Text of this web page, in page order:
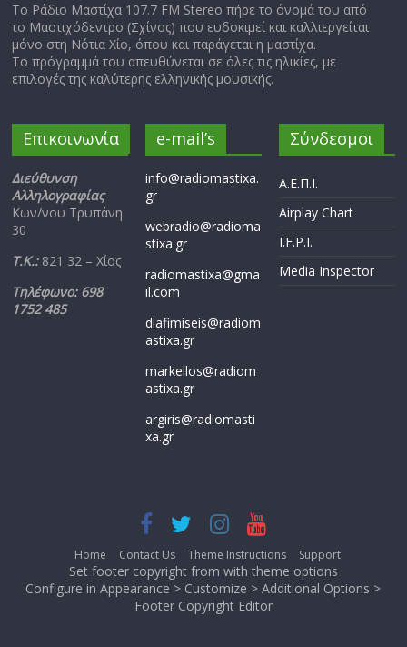
Το Ράδιο Μαστίχα 107.7 FM Stereo πήρε το όνομά του από
το Μαστιχόδεντρο (Σχίνος) που ευδοκιμεί και καλλιεργείται
μόνο στη Νότια Χίο, όπου και παράγεται η μαστίχα.
Το πρόγραμμά του απευθύνεται σε όλες τις ηλικίες, με
επιλογές της καλύτερης ελληνικής μουσικής.
Επικοινωνία
Διεύθυνση
Αλληλογραφίας
Κων/νου Τρυπάνη
30
Τ.Κ.: 821 32 – Χίος
Τηλέφωνο: 698
1752 485
e-mail’s
info@radiomastixa.
gr
webradio@radioma
stixa.gr
radiomastixa@gma
il.com
diafimiseis@radiom
astixa.gr
markellos@radiom
astixa.gr
argiris@radiomasti
xa.gr
Σύνδεσμοι
Α.Ε.Π.Ι.
Airplay Chart
I.F.P.I.
Media Inspector
Home Contact Us Theme Instructions Support
Set footer copyright from with theme options
Configure in Appearance > Customize > Additional Options >
Footer Copyright Editor